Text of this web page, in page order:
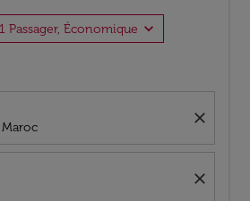
1 Passager, Économique expand_more
Maroc
close
close